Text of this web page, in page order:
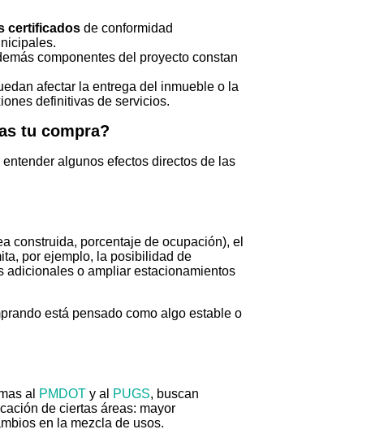
certificados de conformidad
componentes del proyecto constan
afectar la entrega del inmueble o la
definitivas de servicios.
tu compra?
algunos efectos directos de las
construida, porcentaje de ocupación), el
por ejemplo, la posibilidad de
adicionales o ampliar estacionamientos
está pensado como algo estable o
al PMDOT y al PUGS, buscan
de ciertas áreas: mayor
en la mezcla de usos.